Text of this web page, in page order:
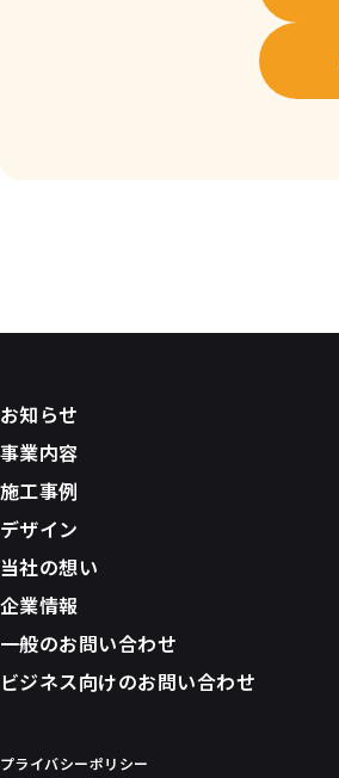
お知らせ
事業内容
施工事例
デザイン
当社の想い
企業情報
一般のお問い合わせ
ビジネス向けのお問い合わせ
プライバシーポリシー